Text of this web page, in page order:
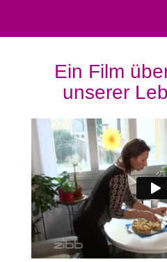
Ein Film
unserer